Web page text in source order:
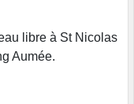
libre à St Nicolas
Aumée.